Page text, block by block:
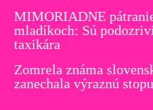
MIMORIADNE
mladíkoch: Sú
taxikára
Zomrela známa
zanechala výraznú stopu